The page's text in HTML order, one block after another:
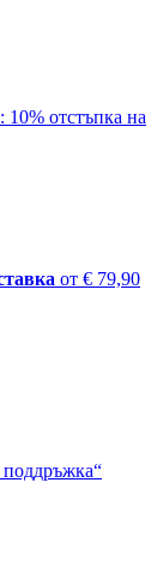
10% отстъпка на
от € 79,90